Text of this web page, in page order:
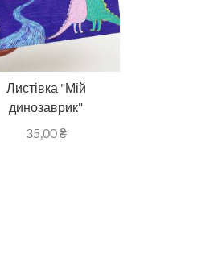
Листівка "Мій
динозаврик"
35,00₴